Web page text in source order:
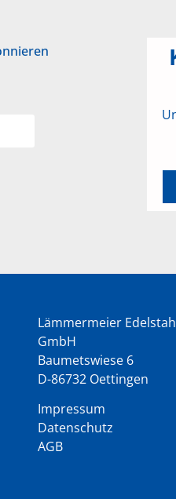
Lämmermeier
GmbH
Baumetswiese 6
D-86732 Oettingen
Impressum
Datenschutz
AGB